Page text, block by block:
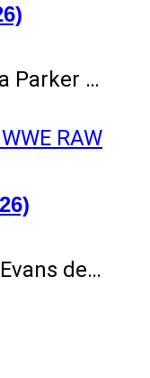
Parker …
de…